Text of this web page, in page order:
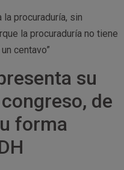
procuraduría, sin
la procuraduría no tiene
centavo”
su
de
forma